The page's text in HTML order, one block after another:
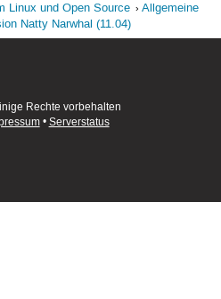
Linux und Open Source
Allgemeine
Natty Narwhal (11.04)
Rechte vorbehalten
• Serverstatus